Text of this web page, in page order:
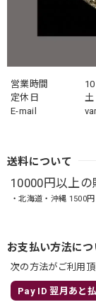
営業時間
定休日
土
E-mail
送料について
10000円以上
・北海道・沖縄 1500円
お支払い方法につ
次の方法がご利用頂
Pay ID 翌月あと